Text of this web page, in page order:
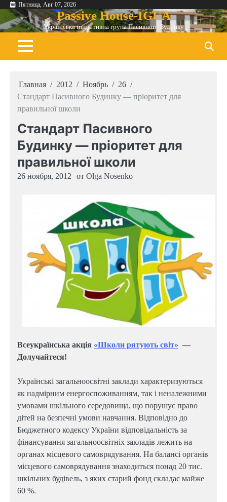
Перейти
содержимому
Пятница, Авг 07, 2026
Passive House-IGUA
Українська ініціативна група Пасивного Будинку
Главная 2012 Ноябрь
26
Стандарт Пасивного Будинку — пріоритет для
правильної школи
Стандарт Пасивного
Будинку — пріоритет для
правильної школи
26 ноября, 2012 от Olga Nosenko
Всеукраїнська акція «Школи рятують світ» —
Долучайтеся!
Українські загальноосвітні заклади характеризуються
як надмірним енергоспоживанням, так і неналежними
умовами шкільного середовища, що порушує право
дітей на безпечні умови навчання. Відповідно до
Бюджетного кодексу України відповідальність за
фінансування загальноосвітніх закладів лежить на
органах місцевого самоврядування. На балансі органів
місцевого самоврядування знаходиться понад 20 тис.
шкільних будівель, з яких старий фонд складає майже
60 %.